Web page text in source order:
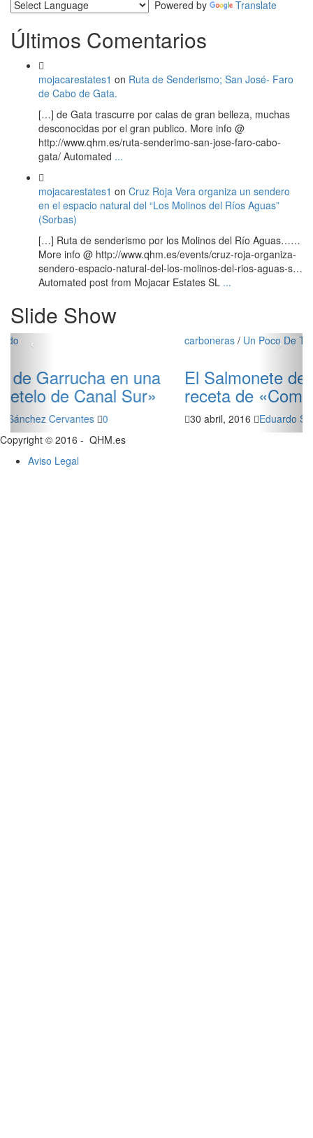
Powered by Translate
Últimos Comentarios
mojacarestates1 on Ruta de Senderismo; San José- Faro
de Cabo de Gata.
[…] de Gata trascurre por calas de gran belleza, muchas
desconocidas por el gran publico. More info @
http://www.qhm.es/ruta-senderimo-san-jose-faro-cabo-
gata/ Automated ...
mojacarestates1 on Cruz Roja Vera organiza un sendero
en el espacio natural del “Los Molinos del Ríos Aguas”
(Sorbas)
[…] Ruta de senderismo por los Molinos del Río Aguas……
More info @ http://www.qhm.es/events/cruz-roja-organiza-
sendero-espacio-natural-del-los-molinos-del-rios-aguas-s…
Automated post from Mojacar Estates SL ...
Slide Show
carboneras
El Salmonete de Carboneras, una
receta de «Cometelo» de Canal Sur.
30 abril, 2016 Eduardo Sánchez Cervantes 0
‹ ›
Copyright © 2016 - QHM.es
Aviso Legal